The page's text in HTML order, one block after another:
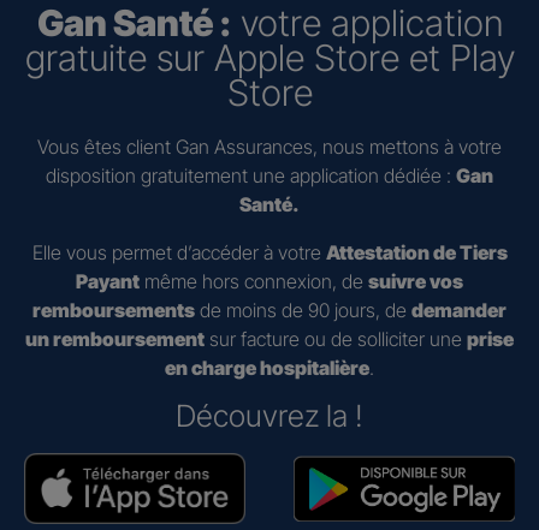
Gan Santé : votre application
gratuite sur Apple Store et Play
Store
Vous êtes client Gan Assurances, nous mettons à votre
disposition gratuitement une application dédiée : Gan
Santé.
Elle vous permet d’accéder à votre Attestation de Tiers
Payant même hors connexion, de suivre vos
remboursements de moins de 90 jours, de demander
un remboursement sur facture ou de solliciter une prise
en charge hospitalière.
Découvrez la !